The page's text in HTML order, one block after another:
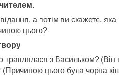
а потім ви скажете,
цього?
траплялася з Васильком? (Він
цього була чорна